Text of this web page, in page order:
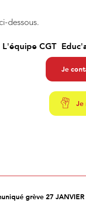
dessous.
L'équipe CGT
Je
Je
grève 27